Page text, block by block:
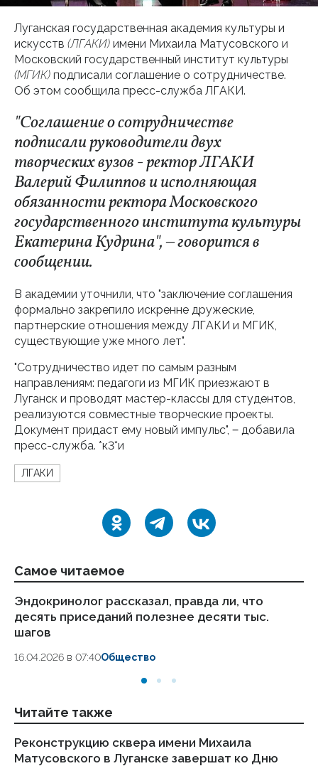
Луганская государственная академия культуры и
искусств (ЛГАКИ) имени Михаила Матусовского и
Московский государственный институт культуры
(МГИК) подписали соглашение о сотрудничестве.
Об этом сообщила пресс-служба ЛГАКИ.
"Соглашение о сотрудничестве
подписали руководители двух
творческих вузов - ректор ЛГАКИ
Валерий Филиппов и исполняющая
обязанности ректора Московского
государственного института культуры
Екатерина Кудрина", ‒ говорится в
сообщении.
В академии уточнили, что "заключение соглашения
формально закрепило искренне дружеские,
партнерские отношения между ЛГАКИ и МГИК,
существующие уже много лет".
"Сотрудничество идет по самым разным
направлениям: педагоги из МГИК приезжают в
Луганск и проводят мастер-классы для студентов,
реализуются совместные творческие проекты.
Документ придаст ему новый импульс", ‒ добавила
пресс-служба. *к3*и
ЛГАКИ
Самое читаемое
Эндокринолог рассказал, правда ли, что
десять приседаний полезнее десяти тыс.
шагов
16.04.2026 в 07:40Общество
Читайте также
Реконструкцию сквера имени Михаила
Матусовского в Луганске завершат ко Дню